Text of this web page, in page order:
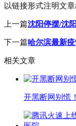
以链接形式注明文章
上一篇沈阳停摆/沈
下一篇哈尔滨最新
相关文章
开黑断网别慌